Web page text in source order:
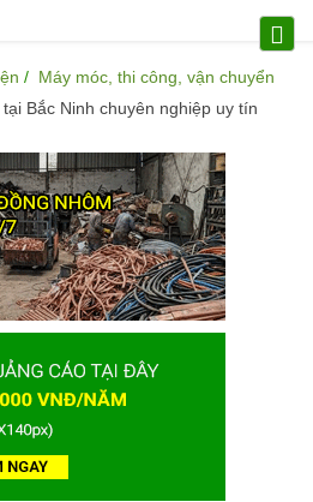
Máy móc, thi công, vận chuyển
Bắc Ninh chuyên nghiệp uy tín